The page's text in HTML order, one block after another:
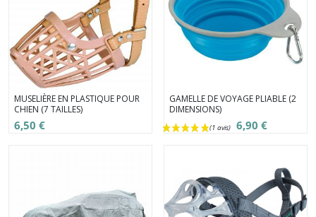
MUSELIÈRE EN PLASTIQUE POUR
CHIEN (7 TAILLES)
6,50 €
GAMELLE DE VOYAGE PLIABLE (2
DIMENSIONS)
6,90 €